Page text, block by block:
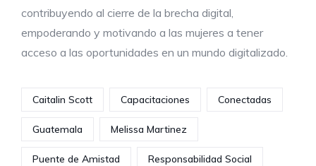
contribuyendo al cierre de la brecha digital,
empoderando y motivando a las mujeres a tener
acceso a las oportunidades en un mundo digitalizado.
Caitalin Scott Capacitaciones Conectadas
Guatemala Melissa Martinez
Puente de Amistad Responsabilidad Social